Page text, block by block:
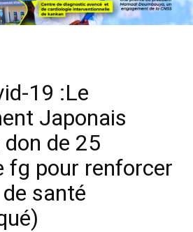
19 :Le
Japonais
de 25
fg pour renforcer
santé